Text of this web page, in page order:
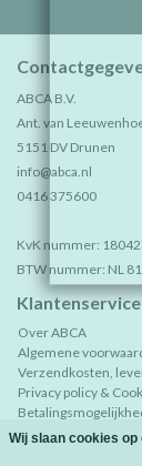
ABCA B.V.
Ant. van
5151 DV Drunen
info@abca.nl
0416 375600
KvK nummer:
BTW nummer: NL
Klantenservice
Over ABCA
Algemene
Verzendkosten,
Privacy policy &
Retourneren
Sample aanvraag,
Wij slaan cookies